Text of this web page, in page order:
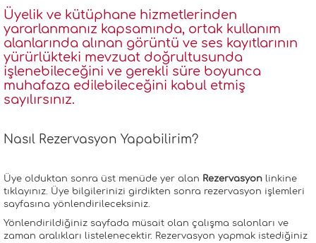
Üyelik ve kütüphane hizmetlerinden
yararlanmanız kapsamında, ortak kullanım
alanlarında alınan görüntü ve ses kayıtlarının
yürürlükteki mevzuat doğrultusunda
işlenebileceğini ve gerekli süre boyunca
muhafaza edilebileceğini kabul etmiş
sayılırsınız.
Nasıl Rezervasyon Yapabilirim?
Üye olduktan sonra üst menüde yer alan Rezervasyon linkine
tıklayınız. Üye bilgilerinizi girdikten sonra rezervasyon işlemleri
sayfasına yönlendirileceksiniz.
Yönlendirildiğiniz sayfada müsait olan çalışma salonları ve
zaman aralıkları listelenecektir. Rezervasyon yapmak istediğiniz